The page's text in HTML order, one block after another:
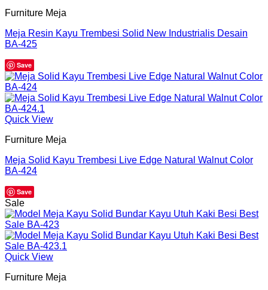
Furniture Meja
Meja Resin Kayu Trembesi Solid New Industrialis Desain
BA-425
Save
Quick View
Furniture Meja
Meja Solid Kayu Trembesi Live Edge Natural Walnut Color
BA-424
Save
Sale
Quick View
Furniture Meja